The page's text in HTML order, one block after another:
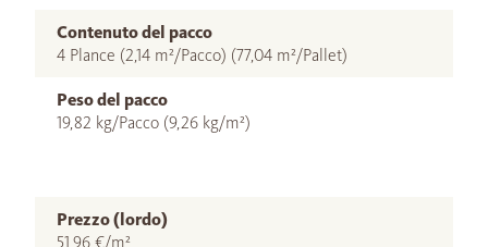
Contenuto del pacco
4 Plance (2,14 m²/Pacco) (77,04 m²/Pallet)
Peso del pacco
19,82 kg/Pacco (9,26 kg/m²)
Prezzo (lordo)
51,96 €/m²